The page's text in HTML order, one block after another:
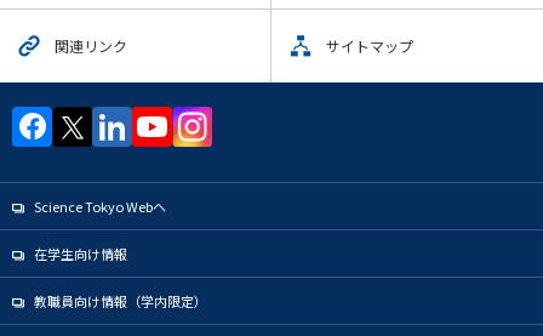
関連リンク サイトマップ
Science Tokyo Webヘ
在学生向け情報
教職員向け情報（学内限定）